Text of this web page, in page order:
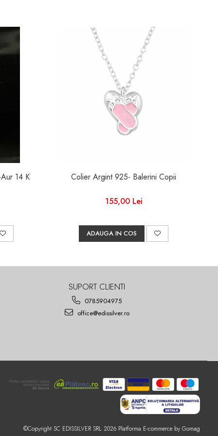
14 K Colier Argint 925- Balerini Copii
155,00 Lei
ADAUGA IN COS
SUPORT CLIENTI
0785904975
office@edissilver.ro
©Copyright SC EDISSILVER SRL 2026 Platforma E-commerce by Gomag